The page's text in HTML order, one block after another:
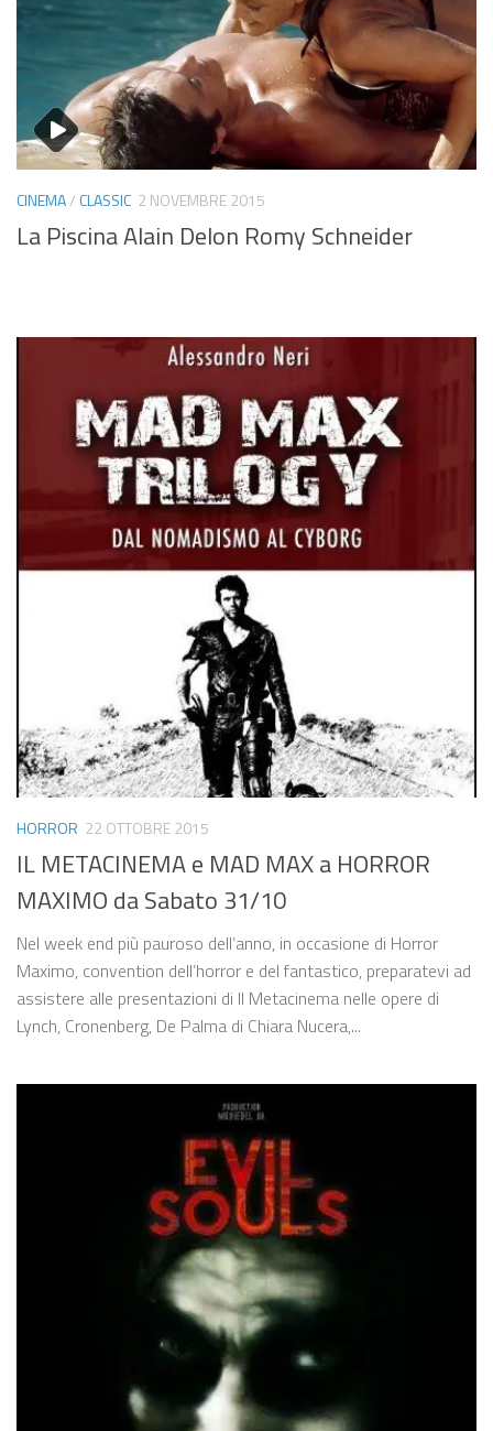
CINEMA/ CLASSIC 2 NOVEMBRE 2015
La Piscina Alain Delon Romy Schneider
HORROR 22 OTTOBRE 2015
IL METACINEMA e MAD MAX a HORROR
MAXIMO da Sabato 31/10
Nel week end più pauroso dell’anno, in occasione di Horror
Maximo, convention dell’horror e del fantastico, preparatevi ad
assistere alle presentazioni di Il Metacinema nelle opere di
Lynch, Cronenberg, De Palma di Chiara Nucera,...